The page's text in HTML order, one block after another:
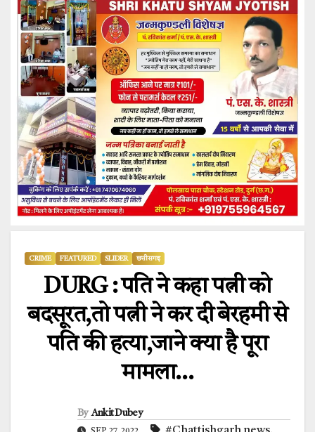
CRIME FEATURED SLIDER छत्तीसगढ़
DURG : पति ने कहा पत्नी को
बदसूरत,तो पत्नी ने कर दी बेरहमी से
पति की हत्या,जाने क्या है पूरा
मामला…
By Ankit Dubey